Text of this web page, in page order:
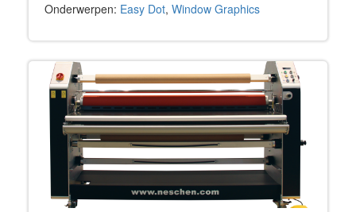
Onderwerpen: Easy Dot, Window Graphics